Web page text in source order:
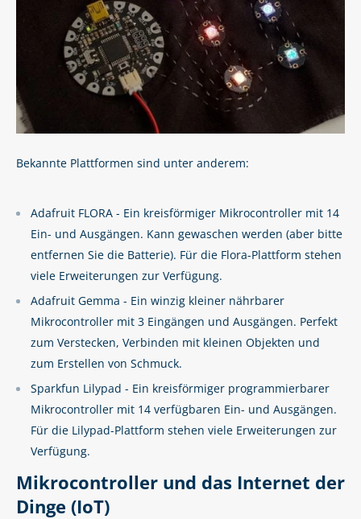
Bekannte Plattformen sind unter anderem:
Adafruit FLORA - Ein kreisförmiger Mikrocontroller mit 14
Ein- und Ausgängen. Kann gewaschen werden (aber bitte
entfernen Sie die Batterie). Für die Flora-Plattform stehen
viele Erweiterungen zur Verfügung.
Adafruit Gemma - Ein winzig kleiner nährbarer
Mikrocontroller mit 3 Eingängen und Ausgängen. Perfekt
zum Verstecken, Verbinden mit kleinen Objekten und
zum Erstellen von Schmuck.
Sparkfun Lilypad - Ein kreisförmiger programmierbarer
Mikrocontroller mit 14 verfügbaren Ein- und Ausgängen.
Für die Lilypad-Plattform stehen viele Erweiterungen zur
Verfügung.
Mikrocontroller und das Internet der
Dinge (IoT)